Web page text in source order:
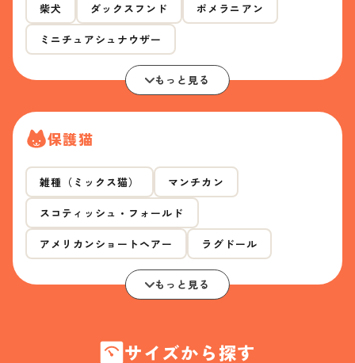
柴犬 ダックスフンド ポメラニアン
ミニチュアシュナウザー
もっと見る
保護猫
雑種（ミックス猫） マンチカン
スコティッシュ・フォールド
アメリカンショートヘアー ラグドール
もっと見る
サイズから探す